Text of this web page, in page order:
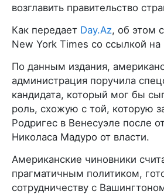
возглавить правительство
Как передает Day.Az, об этом
New York Times со ссылкой на
По данным издания,
администрация поручила
кандидата, который мог бы
роль, схожую с той, которую
Родригес в Венесуэле после
Николаса Мадуро от власти.
Американские чиновники
прагматичным политиком,
сотрудничеству с